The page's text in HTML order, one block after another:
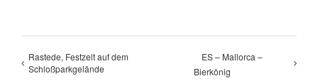
Rastede, Festzelt auf dem
Schloßparkgelände
ES – Mallorca –
Bierkönig